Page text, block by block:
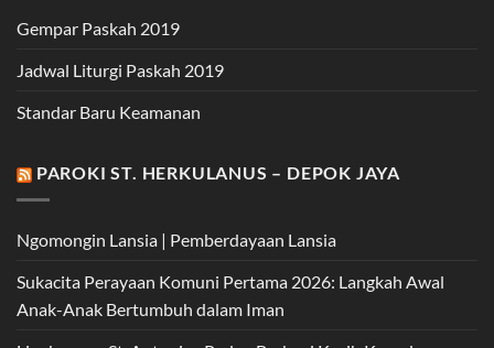
Gempar Paskah 2019
Jadwal Liturgi Paskah 2019
Standar Baru Keamanan
PAROKI ST. HERKULANUS – DEPOK JAYA
Ngomongin Lansia | Pemberdayaan Lansia
Sukacita Perayaan Komuni Pertama 2026: Langkah Awal
Anak-Anak Bertumbuh dalam Iman